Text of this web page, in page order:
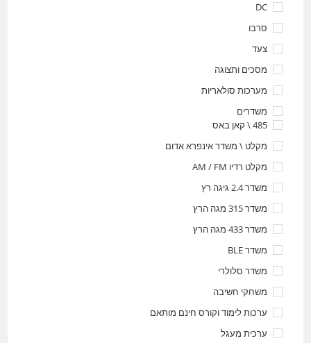
DC
סרבו
צעד
מסכים ותצוגה
מערכות סולאריות
משדרים
485 \ קאן באס
מקלט \ משדר אינפרא אדום
מקלט רדיו AM / FM
משדר 2.4 גיגה רץ
משדר 315 מגה הרץ
משדר 433 מגה הרץ
משדר BLE
משדר סלולרי
משחקי חשיבה
ערכות לימוד וקורס חינם מותאם
ערכית מעגל